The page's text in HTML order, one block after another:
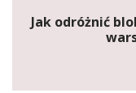
Jak odróżnić